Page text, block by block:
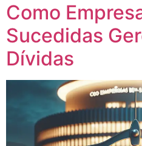
Como
Sucedidas
Dívidas